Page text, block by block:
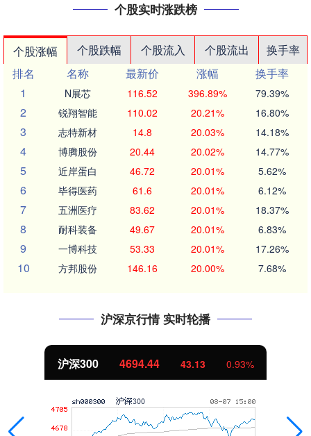
个股实时涨跌榜
个股涨幅 个股跌幅 个股流入 个股流出
换手率
排名
名称 最新价 涨幅
换手率
1
N展芯 116.52 396.89% 79.39%
2 锐翔智能 110.02 20.21% 16.80%
3 志特新材 14.8 20.03% 14.18%
4 博腾股份 20.44 20.02% 14.77%
5 近岸蛋白 46.72 20.01% 5.62%
6 毕得医药 61.6 20.01% 6.12%
7 五洲医疗 83.62 20.01% 18.37%
8 耐科装备 49.67 20.01% 6.83%
9 一博科技 53.33 20.01% 17.26%
10 方邦股份 146.16 20.00% 7.68%
沪深京行情 实时轮播
北证50 1134.24 11.37 1.01%